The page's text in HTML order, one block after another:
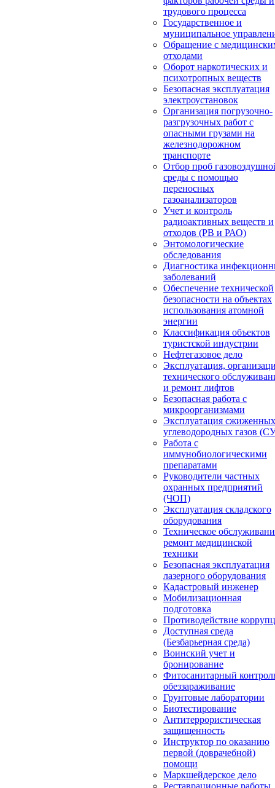
трудового процесса
Государственное и
муниципальное
Обращение с
отходами
Оборот наркотических и
психотропных веществ
Безопасная эксплуатация
электроустановок
Организация погрузочно-
разгрузочных работ с
опасными грузами на
железнодорожном
транспорте
Отбор проб
среды с помощью
переносных
газоанализаторов
Учет и контроль
радиоактивных веществ и
отходов (РВ и РАО)
Энтомологические
обследования
Диагностика
заболеваний
Обеспечение технической
безопасности на объектах
использования атомной
энергии
Классификация объектов
туристской индустрии
Нефтегазовое дело
Эксплуатация,
технического
и ремонт лифтов
Безопасная работа с
микроорганизмами
Эксплуатация сжиженных
углеводородных газов
Работа с
иммунобиологическими
препаратами
Руководители частных
охранных предприятий
(ЧОП)
Эксплуатация складского
оборудования
Техническое
ремонт медицинской
техники
Безопасная эксплуатация
лазерного оборудования
Кадастровый инженер
Мобилизационная
подготовка
Противодействие
Доступная среда
(Безбарьерная среда)
Воинский учет и
бронирование
Фитосанитарный
обеззараживание
Грунтовые лаборатории
Биотестирование
Антитеррористическая
защищенность
Инструктор по оказанию
первой (доврачебной)
помощи
Маркшейдерское дело
Реставрационные работы